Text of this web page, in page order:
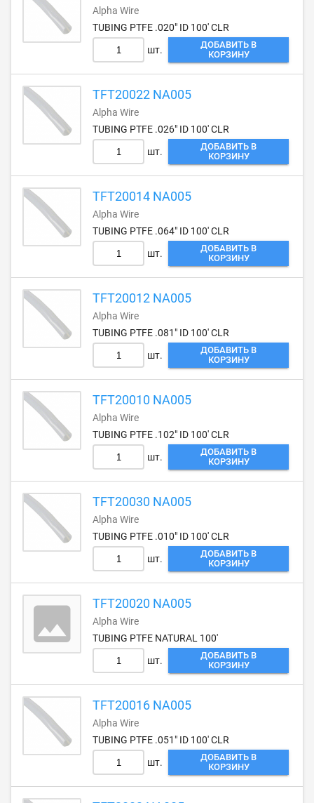
Alpha Wire
TUBING PTFE .020" ID 100' CLR
шт.
ДОБАВИТЬ В
КОРЗИНУ
TFT20022 NA005
Alpha Wire
TUBING PTFE .026" ID 100' CLR
шт.
ДОБАВИТЬ В
КОРЗИНУ
TFT20014 NA005
Alpha Wire
TUBING PTFE .064" ID 100' CLR
шт.
ДОБАВИТЬ В
КОРЗИНУ
TFT20012 NA005
Alpha Wire
TUBING PTFE .081" ID 100' CLR
шт.
ДОБАВИТЬ В
КОРЗИНУ
TFT20010 NA005
Alpha Wire
TUBING PTFE .102" ID 100' CLR
шт.
ДОБАВИТЬ В
КОРЗИНУ
TFT20030 NA005
Alpha Wire
TUBING PTFE .010" ID 100' CLR
шт.
ДОБАВИТЬ В
КОРЗИНУ
TFT20020 NA005
Alpha Wire
TUBING PTFE NATURAL 100'
шт.
ДОБАВИТЬ В
КОРЗИНУ
TFT20016 NA005
Alpha Wire
TUBING PTFE .051" ID 100' CLR
шт.
ДОБАВИТЬ В
КОРЗИНУ